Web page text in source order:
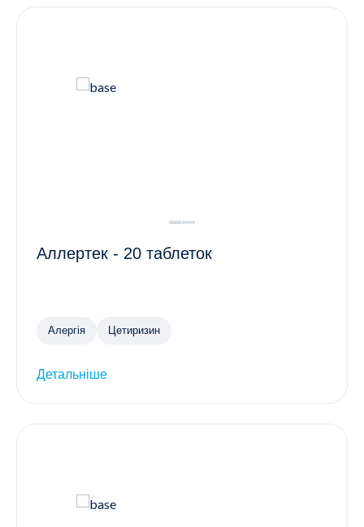
Аллертек - 20 таблеток
Алергія Цетиризин
Детальніше